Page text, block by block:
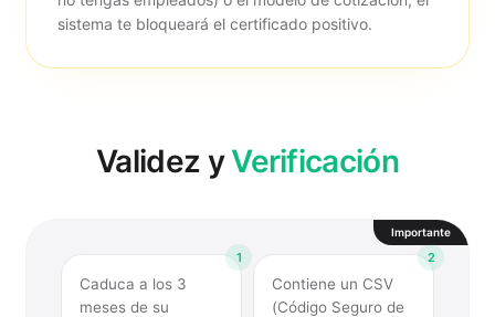
sistema te bloqueará el certificado positivo.
Validez yVerificación
Importante
1
Caduca a los 3
meses de su
2
Contiene un CSV
(Código Seguro de